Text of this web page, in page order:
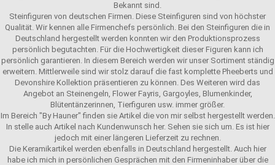
Bekannt sind.
Steinfiguren von deutschen Firmen. Diese Steinfiguren sind von höchster
Qualität. Wir kennen alle Firmenchefs persönlich. Bei den Steinfiguren die in
Deutschland hergestellt werden konnten wir den Produktionsprozess
persönlich begutachten. Für die Hochwertigkeit dieser Figuren kann ich
persönlich garantieren. In diesem Bereich werden wir unser Sortiment ständig
erweitern. Mittlerweile sind wir stolz darauf die fast komplette Pheeberts und
Devonshire Kollektion präsentieren zu können. Des Weiteren wird das
Angebot an Steinengeln, Flower Fayris, Gargoyles, Blumenkinder,
Blütentänzerinnen, Tierfiguren usw. immer größer.
Im Bereich "By Hauner" finden sie Artikel die von mir selbst hergestellt werden.
In stelle auch Artikel nach Kundenwunsch her. Sehen sie sich um. Es ist hier
jedoch mit einer längeren Lieferzeit zu rechnen.
Die Keramikartikel werden ebenfalls in Deutschland hergestellt. Auch hier
habe ich mich in persönlichen Gesprächen mit den Firmeninhaber über die